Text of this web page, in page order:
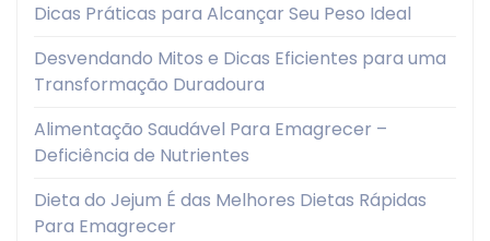
Dicas Práticas para Alcançar Seu Peso Ideal
Desvendando Mitos e Dicas Eficientes para uma
Transformação Duradoura
Alimentação Saudável Para Emagrecer –
Deficiência de Nutrientes
Dieta do Jejum É das Melhores Dietas Rápidas
Para Emagrecer